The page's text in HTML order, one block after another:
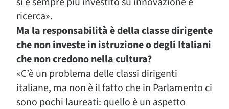
ricerca».
Ma la responsabilità è della classe dirigente
che non investe in istruzione o degli Italiani
che non credono nella cultura?
«C’è un problema delle classi dirigenti
italiane, ma non è il fatto che in Parlamento ci
sono pochi laureati: quello è un aspetto